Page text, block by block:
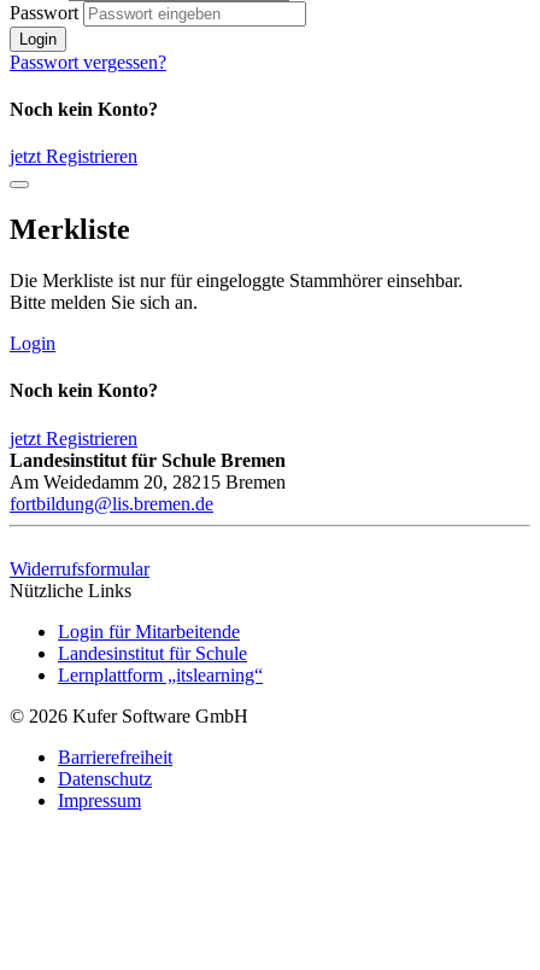
Passwort
Login
Passwort vergessen?
Noch kein Konto?
jetzt Registrieren
Merkliste
Die Merkliste ist nur für eingeloggte Stammhörer einsehbar.
Bitte melden Sie sich an.
Login
Noch kein Konto?
jetzt Registrieren
Landesinstitut für Schule Bremen
Am Weidedamm 20, 28215 Bremen
fortbildung@lis.bremen.de
Widerrufsformular
Nützliche Links
Login für Mitarbeitende
Landesinstitut für Schule
Lernplattform „itslearning“
© 2026 Kufer Software GmbH
Barrierefreiheit
Datenschutz
Impressum